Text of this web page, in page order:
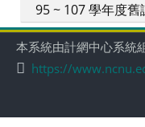
95 ~ 107 學年度
本系統由計網中心系統
https://